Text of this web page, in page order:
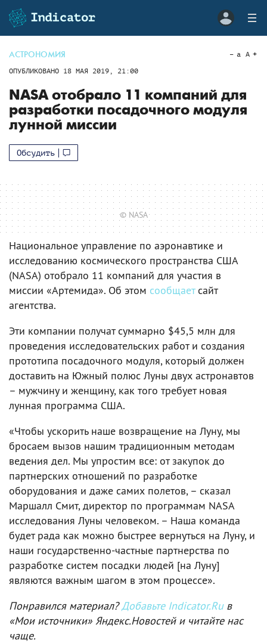
АСТРОНОМИЯ
ОПУБЛИКОВАНО 18 МАЯ 2019, 21:00
a A
NASA отобрало 11 компаний для
разработки посадочного модуля
лунной миссии
Обсудить
© NASA
Национальное управление по аэронавтике и
исследованию космического пространства США
(NASA) отобрало 11 компаний для участия в
миссии «Артемида». Об этом сообщаетсайт
агентства.
Эти компании получат суммарно $45,5 млн для
проведения исследовательских работ и создания
прототипа посадочного модуля, который должен
доставить на Южный полюс Луны двух астронавтов
– мужчину и женщину, как того требует новая
лунная программа США.
«Чтобы ускорить наше возвращение на Луну, мы
бросаем вызов нашим традиционным методам
ведения дел. Мы упростим все: от закупок до
партнерских отношений по разработке
оборудования и даже самих полетов, – сказал
Маршалл Смит, директор по программам NASA
исследования Луны человеком. – Наша команда
будет рада как можно быстрее вернуться на Луну, и
наши государственно-частные партнерства по
разработке систем посадки людей [на Луну]
являются важным шагом в этом процессе».
Понравился материал?Добавьте Indicator.Ruв
«Мои источники» Яндекс.Новостей и читайте нас
чаще.